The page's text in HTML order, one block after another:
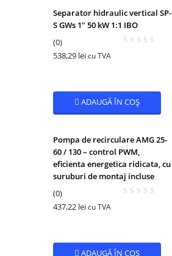
Separator hidraulic vertical SP-
S GWs 1″ 50 kW 1:1 IBO
(0)
538,29 leicu TVA
ADAUGĂ ÎN COȘ
Pompa de recirculare AMG 25-
60 / 130 – control PWM,
eficienta energetica ridicata, cu
suruburi de montaj incluse
(0)
437,22 leicu TVA
ADAUGĂ ÎN COȘ